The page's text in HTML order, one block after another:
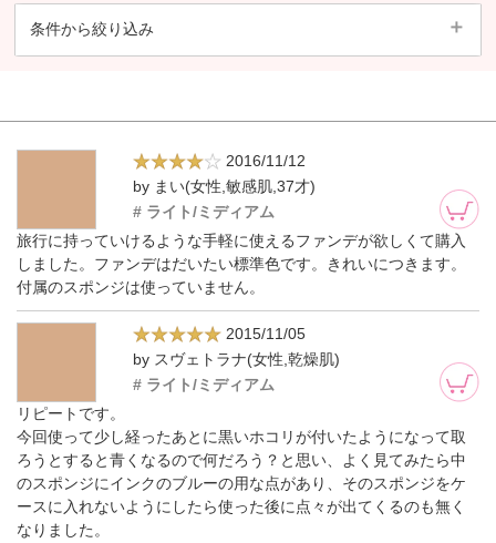
条件から絞り込み
2016/11/12
by まい(女性,敏感肌,37才)
# ライト/ミディアム
旅行に持っていけるような手軽に使えるファンデが欲しくて購入
しました。ファンデはだいたい標準色です。きれいにつきます。
付属のスポンジは使っていません。
2015/11/05
by スヴェトラナ(女性,乾燥肌)
# ライト/ミディアム
リピートです。
今回使って少し経ったあとに黒いホコリが付いたようになって取
ろうとすると青くなるので何だろう？と思い、よく見てみたら中
のスポンジにインクのブルーの用な点があり、そのスポンジをケ
ースに入れないようにしたら使った後に点々が出てくるのも無く
なりました。